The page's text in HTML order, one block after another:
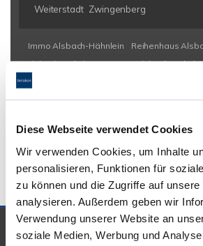
Diese Webseite verwendet Cookies
Wir verwenden Cookies, um Inhalte
personalisieren, Funktionen für
zu können und die Zugriffe auf
analysieren. Außerdem geben wir
Verwendung unserer Website an
soziale Medien, Werbung und
Weiterstadt Zwingenberg
Immo Alsbach-Hähnlein Reihenhaus
Alsbach-Hähnlein
Häuser Alsbach-
Hähnlein
Hähnlein
Hauskauf Alsbach-Hähnlein
Alsbach-Hähnlein
UNSERE